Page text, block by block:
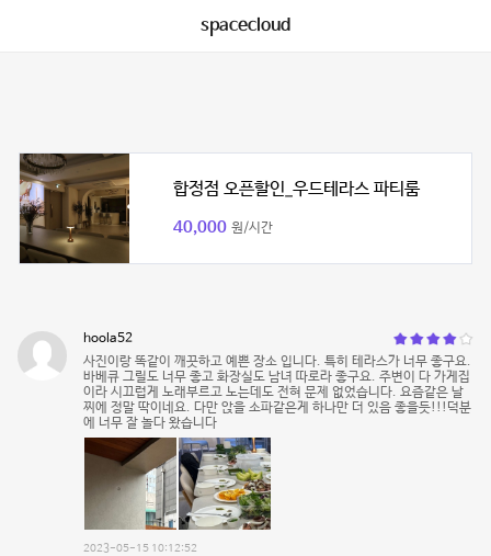
spacecloud
합정점 오픈할인_우드테라스 파티룸
40,000 원/시간
hoola52
사진이랑 똑같이 깨끗하고 예쁜 장소 입니다. 특히 테라스가 너무 좋구요.
바베큐 그릴도 너무 좋고 화장실도 남녀 따로라 좋구요. 주변이 다 가게집
이라 시끄럽게 노래부르고 노는데도 전혀 문제 없었습니다. 요즘같은 날
찌에 정말 딱이네요. 다만 앉을 소파같은게 하나만 더 있음 좋을듯!!!덕분
에 너무 잘 놀다 왔습니다
2023-05-15 10:12:52